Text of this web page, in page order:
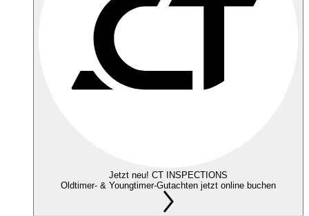
Jetzt neu! CT INSPECTIONS
Oldtimer- & Youngtimer-Gutachten jetzt online buchen